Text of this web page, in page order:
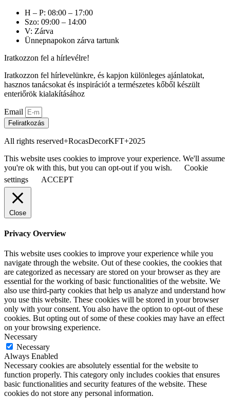
H – P: 08:00 – 17:00
Szo: 09:00 – 14:00
V: Zárva
Ünnepnapokon zárva tartunk
Iratkozzon fel a hírlevélre!
Iratkozzon fel hírlevelünkre, és kapjon különleges ajánlatokat,
hasznos tanácsokat és inspirációt a természetes kőből készült
enteriőrök kialakításához
Email
Feliratkozás
All rights reserved+RocasDecorKFT+2025
This website uses cookies to improve your experience. We'll assume
you're ok with this, but you can opt-out if you wish.
Cookie
settings
ACCEPT
Close
Privacy Overview
This website uses cookies to improve your experience while you
navigate through the website. Out of these cookies, the cookies that
are categorized as necessary are stored on your browser as they are
essential for the working of basic functionalities of the website. We
also use third-party cookies that help us analyze and understand how
you use this website. These cookies will be stored in your browser
only with your consent. You also have the option to opt-out of these
cookies. But opting out of some of these cookies may have an effect
on your browsing experience.
Necessary
Necessary
Always Enabled
Necessary cookies are absolutely essential for the website to
function properly. This category only includes cookies that ensures
basic functionalities and security features of the website. These
cookies do not store any personal information.